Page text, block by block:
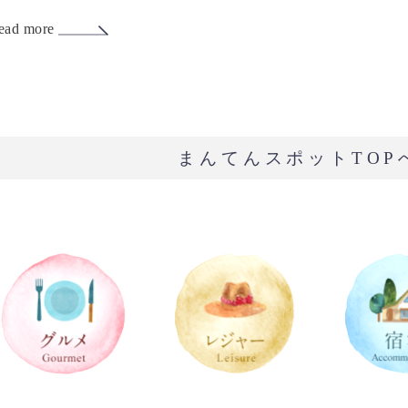
more
まんてんスポットTOP